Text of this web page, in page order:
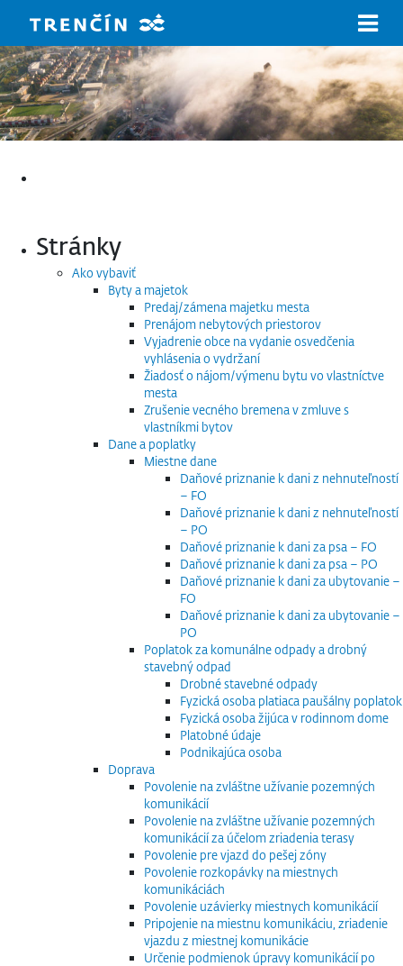
Stránky
Ako vybaviť
Byty a majetok
Predaj/zámena majetku mesta
Prenájom nebytových priestorov
Vyjadrenie obce na vydanie osvedčenia
vyhlásenia o vydržaní
Žiadosť o nájom/výmenu bytu vo vlastníctve
mesta
Zrušenie vecného bremena v zmluve s
vlastníkmi bytov
Dane a poplatky
Miestne dane
Daňové priznanie k dani z nehnuteľností
– FO
Daňové priznanie k dani z nehnuteľností
– PO
Daňové priznanie k dani za psa – FO
Daňové priznanie k dani za psa – PO
Daňové priznanie k dani za ubytovanie –
FO
Daňové priznanie k dani za ubytovanie –
PO
Poplatok za komunálne odpady a drobný
stavebný odpad
Drobné stavebné odpady
Fyzická osoba platiaca paušálny poplatok
Fyzická osoba žijúca v rodinnom dome
Platobné údaje
Podnikajúca osoba
Doprava
Povolenie na zvláštne užívanie pozemných
komunikácií
Povolenie na zvláštne užívanie pozemných
komunikácií za účelom zriadenia terasy
Povolenie pre vjazd do pešej zóny
Povolenie rozkopávky na miestnych
komunikáciách
Povolenie uzávierky miestnych komunikácií
Pripojenie na miestnu komunikáciu, zriadenie
vjazdu z miestnej komunikácie
Určenie podmienok úpravy komunikácií po